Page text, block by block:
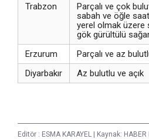
Trabzon
Parçalı ve çok
sabah ve öğle
yerel olmak üzere
gök gürültülü
Erzurum Parçalı ve az
Diyarbakır
Az bulutlu ve açık
Editör : ESMA KARAYEL | Kaynak: HABER